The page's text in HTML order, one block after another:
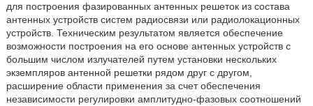
для построения фазированных антенных решеток из состава
антенных устройств систем радиосвязи или радиолокационных
устройств. Техническим результатом является обеспечение
возможности построения на его основе антенных устройств с
большим числом излучателей путем установки нескольких
экземпляров антенной решетки рядом друг с другом,
расширение области применения за счет обеспечения
независимости регулировки амплитудно-фазовых соотношений